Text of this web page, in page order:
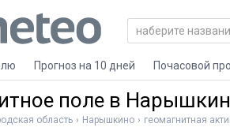
Прогноз на 10 дней Почасовой
поле в
область Нарышкино геомагнитная